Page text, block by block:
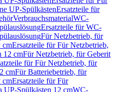
UP-SpülkästenErsatzteile für
VerbrauchsmaterialWC-
Ersatzteile für WC-
Für Netzbetrieb, für
cmErsatzteile für Für Netzbetrieb,
12 cmFür Netzbetrieb, für Geberit
für Für Netzbetrieb, für
cmFür Batteriebetrieb, für
cmErsatzteile für Für
UP-Spülkästen 12 cmWC-